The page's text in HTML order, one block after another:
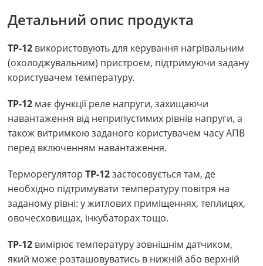
Детальний опис продукта
ТР-12 використовують для керування нагрівальним
(охолоджувальним) пристроєм, підтримуючи задану
користувачем температуру.
ТР-12 має функції реле напруги, захищаючи
навантаження від неприпустимих рівнів напруги, а
також витримкою заданого користувачем часу АПВ
перед включенням навантаження.
Терморегулятор ТР-12застосовується там, де
необхідно підтримувати температуру повітря на
заданому рівні: у житлових приміщеннях, теплицях,
овочесховищах, інкубаторах тощо.
ТР-12 вимірює температуру зовнішнім датчиком,
який може розташовуватись в нижній або верхній